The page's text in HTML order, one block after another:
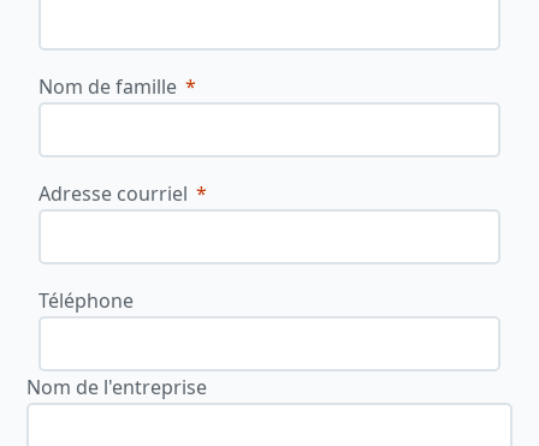
Nom de famille
Adresse courriel
Téléphone
Nom de l'entreprise